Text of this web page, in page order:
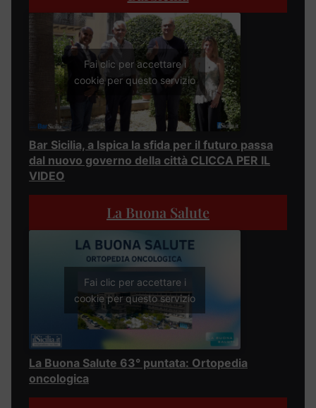
Fai clic per accettare i
cookie per questo servizio
Bar Sicilia, a Ispica la sfida per il futuro passa
dal nuovo governo della città CLICCA PER IL
VIDEO
La Buona Salute
Fai clic per accettare i
cookie per questo servizio
La Buona Salute 63° puntata: Ortopedia
oncologica